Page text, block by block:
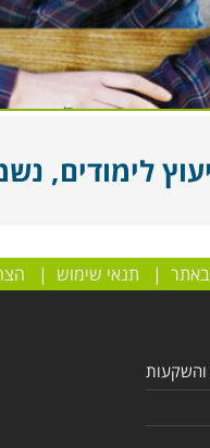
לימודים,
| תנאי שימוש |
והשקעות